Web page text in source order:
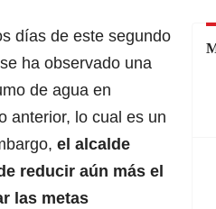
días de este segundo
ha observado una
de agua en
anterior, lo cual es un
el alcalde
reducir aún más el
las metas